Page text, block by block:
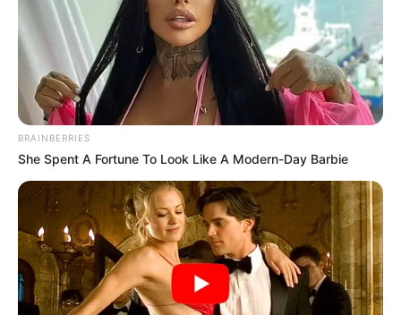
palha. Esse acessório é facilmente encontrado em
lojas na internet
Enfeite de mesa para festa junina
BRAINBERRIES
She Spent A Fortune To Look Like A Modern-Day Barbie